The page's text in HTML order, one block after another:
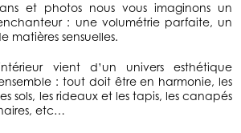
et photos nous vous imaginons un
: une volumétrie parfaite, un
matières sensuelles.
vient d’un univers esthétique
: tout doit être en harmonie, les
sols, les rideaux et les tapis, les canapés
etc…